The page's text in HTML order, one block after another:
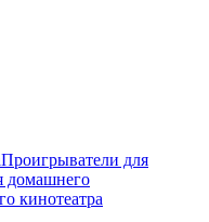
Проигрыватели для
домашнего
кинотеатра